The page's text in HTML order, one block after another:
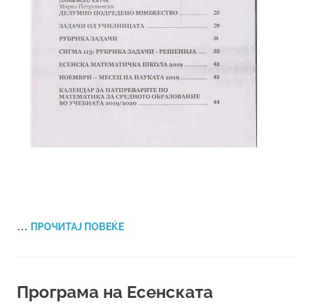
… ПРОЧИТАЈ ПОВЕЌЕ
Програма на Есенската